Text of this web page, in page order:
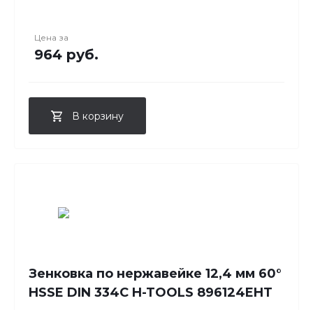
Цена за
964 руб.
В корзину
Зенковка по нержавейке 12,4 мм 60°
HSSE DIN 334C H-TOOLS 896124EHT